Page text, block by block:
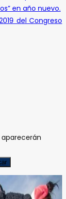
en año nuevo.
del Congreso
aparecerán